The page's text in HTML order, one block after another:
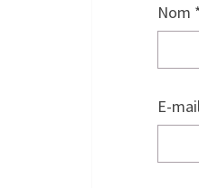
Nom
E-mail